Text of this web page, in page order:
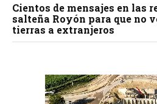
Cientos de mensajes en las
salteña Royón para que no
tierras a extranjeros